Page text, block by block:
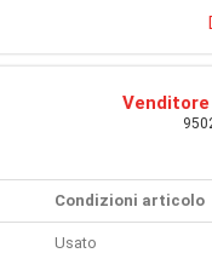
Condizioni articolo
Usato